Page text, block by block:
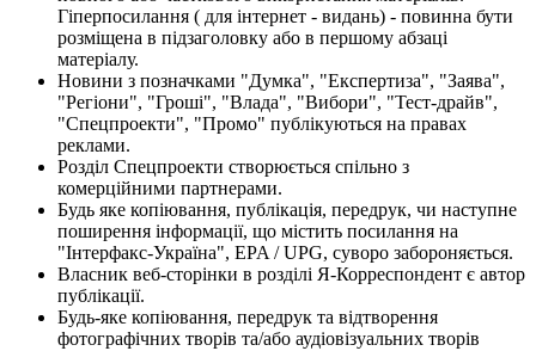
Гіперпосилання ( для інтернет - видань) - повинна бути
розміщена в підзаголовку або в першому абзаці
матеріалу.
Новини з позначками "Думка", "Експертиза", "Заява",
"Регіони", "Гроші", "Влада", "Вибори", "Тест-драйв",
"Спецпроекти", "Промо" публікуються на правах
реклами.
Розділ Спецпроекти створюється спільно з
комерційними партнерами.
Будь яке копіювання, публікація, передрук, чи наступне
поширення інформації, що містить посилання на
"Інтерфакс-Україна", EPA / UPG, суворо забороняється.
Власник веб-сторінки в розділі Я-Корреспондент є автор
публікації.
Будь-яке копіювання, передрук та відтворення
фотографічних творів та/або аудіовізуальних творів